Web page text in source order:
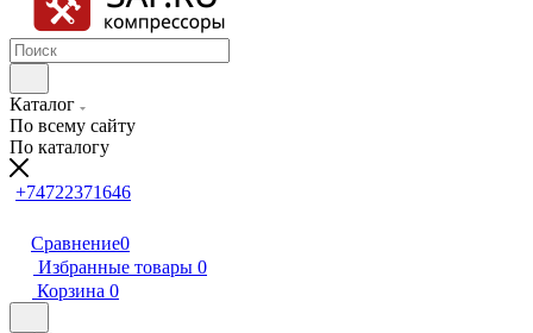
Каталог
По всему сайту
По каталогу
+74722371646
Сравнение0
Избранные товары 0
Корзина 0